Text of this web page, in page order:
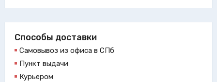
Способы доставки
Самовывоз из офиса в СПб
Пункт выдачи
Курьером